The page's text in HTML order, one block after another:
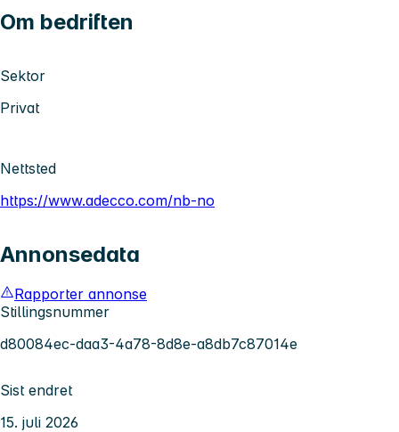
Om bedriften
Sektor
Privat
Nettsted
https://www.adecco.com/nb-no
Annonsedata
Rapporter annonse
Stillingsnummer
d80084ec-daa3-4a78-8d8e-a8db7c87014e
Sist endret
15. juli 2026